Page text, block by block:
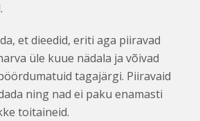
et dieedid, eriti aga piiravad
üle kuue nädala ja võivad
tagajärgi. Piiravaid
ning nad ei paku enamasti
toitaineid.